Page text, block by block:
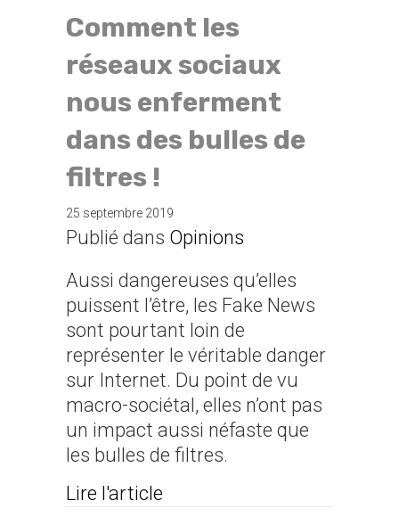
Comment les
réseaux sociaux
nous enferment
dans des bulles de
filtres !
25 septembre 2019
Publié dans Opinions
Aussi dangereuses qu’elles
puissent l’être, les Fake News
sont pourtant loin de
représenter le véritable danger
sur Internet. Du point de vu
macro-sociétal, elles n’ont pas
un impact aussi néfaste que
les bulles de filtres.
Lire l'article